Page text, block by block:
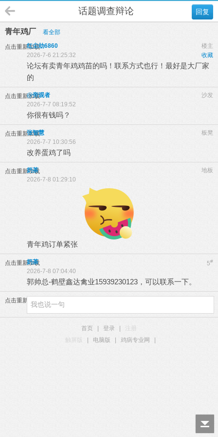
回复
话题调查辩论
青年鸡厂 看全部
点击重新加载 楼主
红尘劫6860
收藏
2026-7-6 21:25:32
论坛有卖青年鸡鸡苗的吗！联系方式也行！最好是大厂家
的
点击重新加载 沙发
@旁观者
2026-7-7 08:19:52
你很有钱吗？
点击重新加载 板凳
张智慧
2026-7-7 10:30:56
改养蛋鸡了吗
点击重新加载 地板
奶茶
2026-7-8 01:29:10
青年鸡订单紧张
点击重新加载 5#
奶茶
2026-7-8 07:04:40
郭帅总-鹤壁鑫达禽业15939230123，可以联系一下。
点击重新加载
首页 登录
注册
触屏版
电脑版 鸡病专业网